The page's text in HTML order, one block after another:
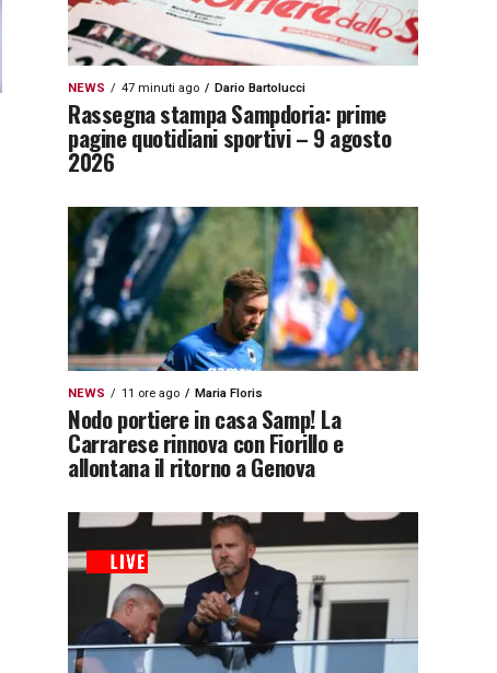
NEWS 47 minuti ago Dario Bartolucci
Rassegna stampa Sampdoria: prime
pagine quotidiani sportivi – 9 agosto
2026
NEWS 11 ore ago Maria Floris
Nodo portiere in casa Samp! La
Carrarese rinnova con Fiorillo e
allontana il ritorno a Genova